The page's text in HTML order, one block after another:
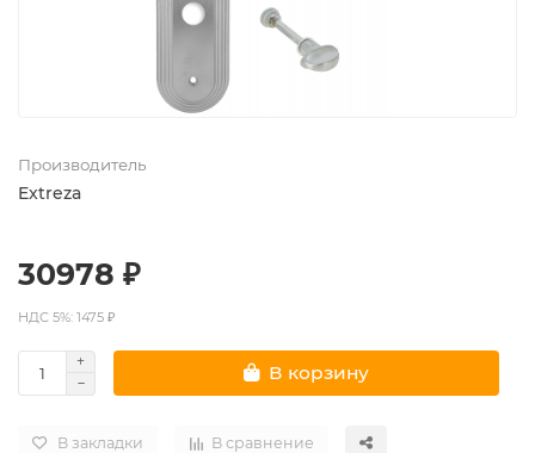
Производитель
Extreza
30978 ₽
НДС 5%: 1475 ₽
В корзину
В закладки В сравнение